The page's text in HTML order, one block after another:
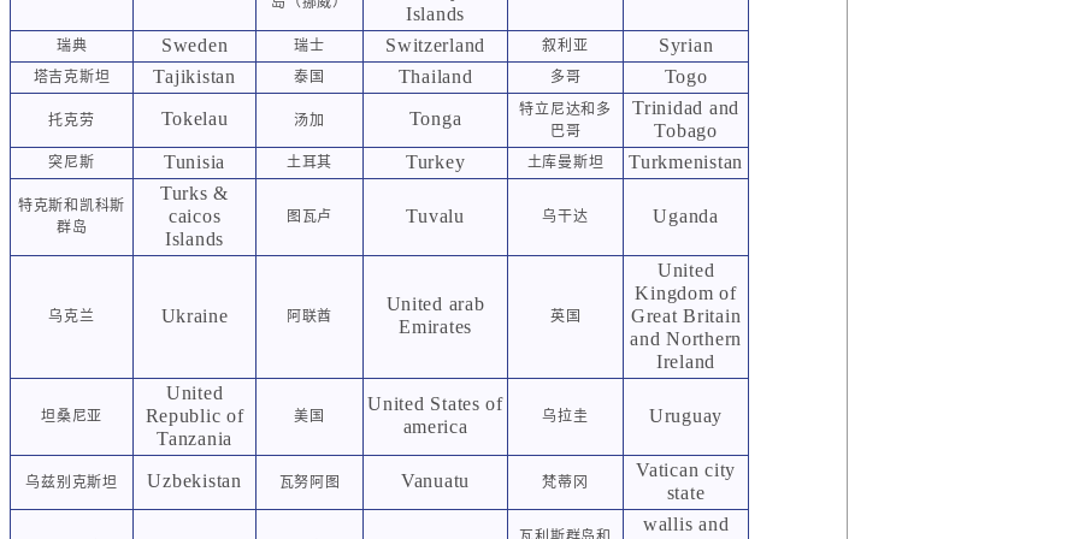
Islands
瑞典 Sweden 瑞士 Switzerland 叙利亚 Syrian
塔吉克斯坦 Tajikistan 泰国 Thailand 多哥 Togo
托克劳 Tokelau 汤加 Tonga
特立尼达和多
巴哥
Trinidad and
Tobago
突尼斯 Tunisia 土耳其 Turkey 土库曼斯坦 Turkmenistan
特克斯和凯科斯
群岛
Turks &
caicos
Islands
图瓦卢 Tuvalu 乌干达 Uganda
乌克兰 Ukraine 阿联酋
United arab
Emirates
英国
United
Kingdom of
Great Britain
and Northern
Ireland
坦桑尼亚
United
Republic of
Tanzania
美国
United States of
america
乌拉圭 Uruguay
乌兹别克斯坦 Uzbekistan 瓦努阿图 Vanuatu 梵蒂冈
Vatican city
state
wallis and